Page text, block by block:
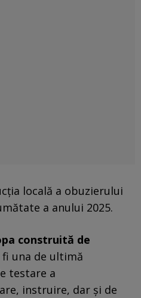
locală a obuzierului
a anului 2025.
construită de
fi una de ultimă
testare a
instruire, dar și de